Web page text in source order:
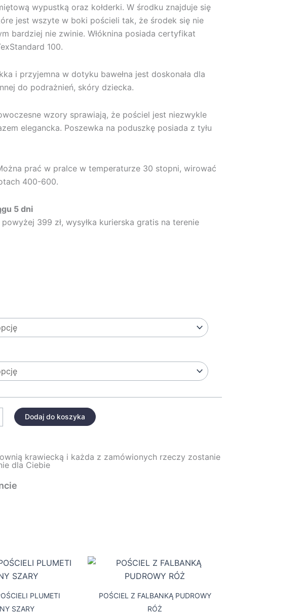
wypustką oraz kołderki. W środku znajduje się
jest wszyte w boki pościeli tak, że środek się nie
bardziej nie zwinie. Włóknina posiada certyfikat
100.
i przyjemna w dotyku bawełna jest doskonała dla
do podrażnień, skóry dziecka.
wzory sprawiają, że pościel jest niezwykle
elegancka. Poszewka na poduszkę posiada z tyłu
prać w pralce w temperaturze 30 stopni, wirować
400-600.
5 dni
399 zł, wysyłka kurierska gratis na terenie
Dodaj do koszyka
krawiecką i każda z zamówionych rzeczy zostanie
dla Ciebie
PLUMETI
SZARY
Zakres
cen:
do
Ten
POŚCIEL Z FALBANKĄ PUDROWY
RÓŻ
Zakres
cen:
do
Ten